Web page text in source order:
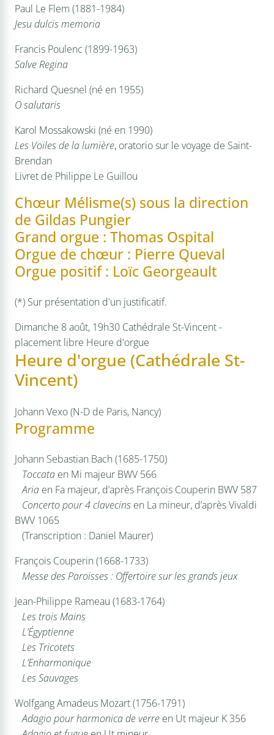
Paul Le Flem (1881-1984)
Jesu dulcis memoria
Francis Poulenc (1899-1963)
Salve Regina
Richard Quesnel (né en 1955)
O salutaris
Karol Mossakowski (né en 1990)
Les Voiles de la lumière, oratorio sur le voyage de Saint-
Brendan
Livret de Philippe Le Guillou
Chœur Mélisme(s) sous la direction
de Gildas Pungier
Grand orgue : Thomas Ospital
Orgue de chœur : Pierre Queval
Orgue positif : Loïc Georgeault
(*) Sur présentation d'un justificatif.
Dimanche 8 août, 19h30 Cathédrale St-Vincent -
placement libre Heure d'orgue
Heure d'orgue (Cathédrale St-
Vincent)
Johann Vexo (N-D de Paris, Nancy)
Programme
Johann Sebastian Bach (1685-1750)
Toccata en Mi majeur BWV 566
Aria en Fa majeur, d’après François Couperin BWV 587
Concerto pour 4 clavecins en La mineur, d’après Vivaldi
BWV 1065
(Transcription : Daniel Maurer)
François Couperin (1668-1733)
Messe des Paroisses : Offertoire sur les grands jeux
Jean-Philippe Rameau (1683-1764)
Les trois Mains
L’Égyptienne
Les Tricotets
L’Enharmonique
Les Sauvages
Wolfgang Amadeus Mozart (1756-1791)
Adagio pour harmonica de verre en Ut majeur K 356